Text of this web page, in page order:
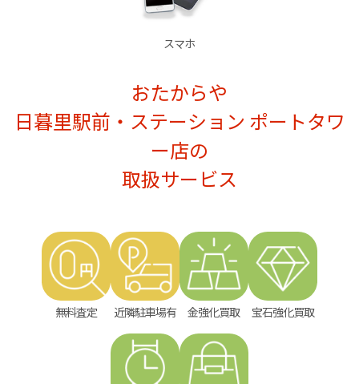
スマホ
おたからや
日暮里駅前・ステーション ポートタワ
ー店の
取扱サービス
無料査定 近隣駐車場有 金強化買取 宝石強化買取